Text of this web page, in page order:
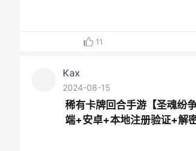
11
Kax
2024-08-15
稀有卡牌回合手游【圣魂纷
端+安卓+本地注册验证+解